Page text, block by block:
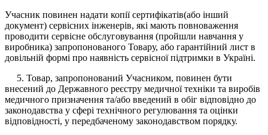
Учасник повинен надати копії сертифікатів(або інший
документ) сервісних інженерів, які мають повноваження
проводити сервісне обслуговування (пройшли навчання у
виробника) запропонованого Товару, або гарантійний лист в
довільній формі про наявність сервісної підтримки в Україні.
5. Товар, запропонований Учасником, повинен бути
внесений до Державного реєстру медичної техніки та виробів
медичного призначення та/або введений в обіг відповідно до
законодавства у сфері технічного регулювання та оцінки
відповідності, у передбаченому законодавством порядку.